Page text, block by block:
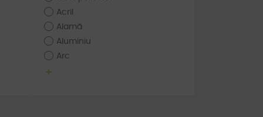
Acril
Alamă
Aluminiu
Arc
+